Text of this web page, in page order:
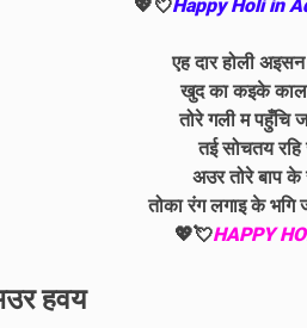
💖💘Happy Holi in
एह दार होली
खुद का कइके
तोरे गली म पहुँचि
तई सोचतय रहि
अउर तोरे बाप के
तोका रंग लगाइ के
💖💘HAPPY
हवय